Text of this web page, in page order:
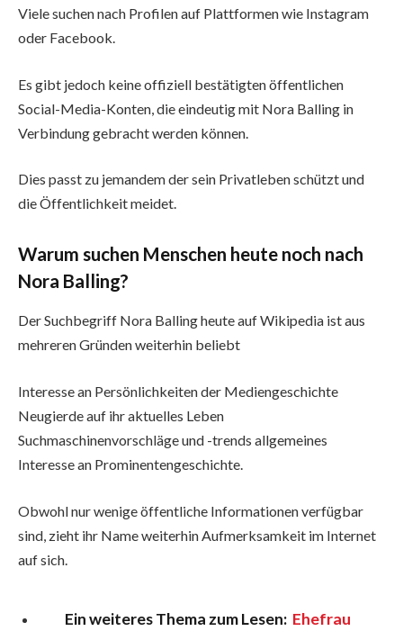
Viele suchen nach Profilen auf Plattformen wie Instagram
oder Facebook.
Es gibt jedoch keine offiziell bestätigten öffentlichen
Social-Media-Konten, die eindeutig mit Nora Balling in
Verbindung gebracht werden können.
Dies passt zu jemandem der sein Privatleben schützt und
die Öffentlichkeit meidet.
Warum suchen Menschen heute noch nach
Nora Balling?
Der Suchbegriff Nora Balling heute auf Wikipedia ist aus
mehreren Gründen weiterhin beliebt
Interesse an Persönlichkeiten der Mediengeschichte
Neugierde auf ihr aktuelles Leben
Suchmaschinenvorschläge und -trends allgemeines
Interesse an Prominentengeschichte.
Obwohl nur wenige öffentliche Informationen verfügbar
sind, zieht ihr Name weiterhin Aufmerksamkeit im Internet
auf sich.
Ein weiteres Thema zum Lesen: Ehefrau